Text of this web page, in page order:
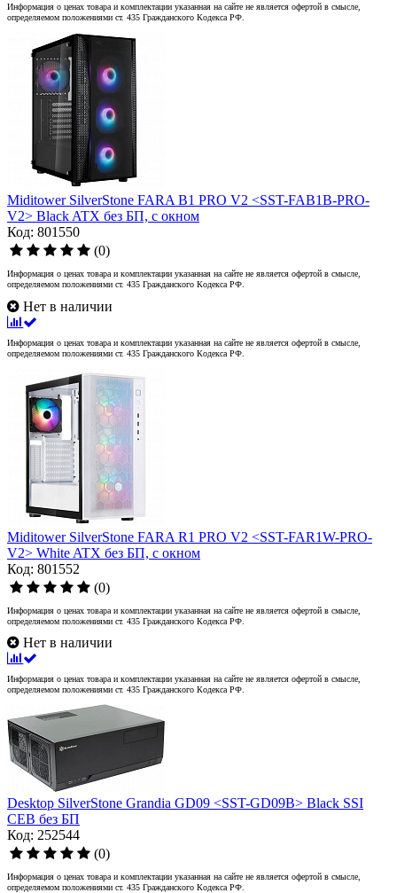
Информация о ценах товара и комплектации указанная на сайте не является офертой в смысле,
определяемом положениями ст. 435 Гражданского Кодекса РФ.
Miditower SilverStone FARA B1 PRO V2 <SST-FAB1B-PRO-
V2> Black ATX без БП, с окном
Код: 801550
(0)
Информация о ценах товара и комплектации указанная на сайте не является офертой в смысле,
определяемом положениями ст. 435 Гражданского Кодекса РФ.
Нет в наличии
Информация о ценах товара и комплектации указанная на сайте не является офертой в смысле,
определяемом положениями ст. 435 Гражданского Кодекса РФ.
Miditower SilverStone FARA R1 PRO V2 <SST-FAR1W-PRO-
V2> White ATX без БП, с окном
Код: 801552
(0)
Информация о ценах товара и комплектации указанная на сайте не является офертой в смысле,
определяемом положениями ст. 435 Гражданского Кодекса РФ.
Нет в наличии
Информация о ценах товара и комплектации указанная на сайте не является офертой в смысле,
определяемом положениями ст. 435 Гражданского Кодекса РФ.
Desktop SilverStone Grandia GD09 <SST-GD09B> Black SSI
CEB без БП
Код: 252544
(0)
Информация о ценах товара и комплектации указанная на сайте не является офертой в смысле,
определяемом положениями ст. 435 Гражданского Кодекса РФ.